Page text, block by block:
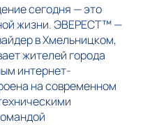
сегодня — это
жизни. ЭВЕРЕСТ™ —
в Хмельницком,
жителей города
интернет-
на современном